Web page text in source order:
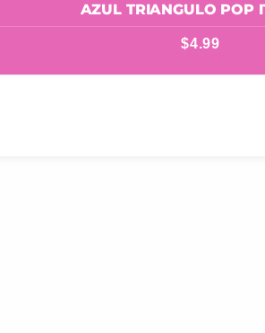
AZUL TRIANGULO POP
$4.99